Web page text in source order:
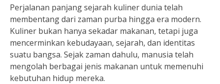
Perjalanan panjang sejarah kuliner dunia telah
membentang dari zaman purba hingga era modern.
Kuliner bukan hanya sekadar makanan, tetapi juga
mencerminkan kebudayaan, sejarah, dan identitas
suatu bangsa. Sejak zaman dahulu, manusia telah
mengolah berbagai jenis makanan untuk memenuhi
kebutuhan hidup mereka.